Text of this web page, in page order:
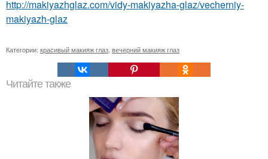
http://makiyazhglaz.com/vidy-makiyazha-glaz/vecherniy-
makiyazh-glaz
Категории: красивый макияж глаз вечерний макияж глаз
Читайте также